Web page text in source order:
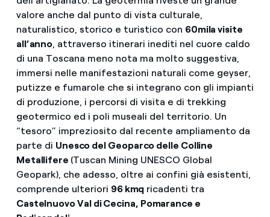
valore anche dal punto di vista culturale,
naturalistico, storico e turistico con 60mila visite
all’anno , attraverso itinerari inediti nel cuore caldo
di una Toscana meno nota ma molto suggestiva,
immersi nelle manifestazioni naturali come geyser,
putizze e fumarole che si integrano con gli impianti
di produzione, i percorsi di visita e di trekking
geotermico ed i poli museali del territorio. Un
“tesoro” impreziosito dal recente ampliamento da
parte di Unesco del Geoparco delle Colline
Metallifere (Tuscan Mining UNESCO Global
Geopark), che adesso, oltre ai confini già esistenti,
comprende ulteriori 96 kmq ricadenti tra
Castelnuovo Val di Cecina, Pomarance e